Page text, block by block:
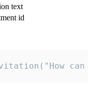
text
id